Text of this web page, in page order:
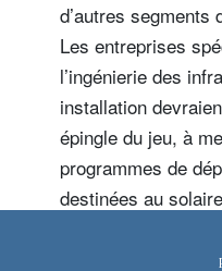
d’autres segments
Les entreprises
l’ingénierie des
installation
épingle du jeu, à
programmes de
destinées au
actuellement ces
déterminer s’ils